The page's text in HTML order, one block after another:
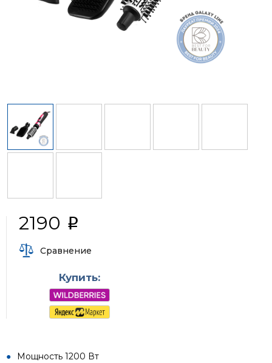
2190 i
Сравнение
Купить:
Мощность 1200 Вт